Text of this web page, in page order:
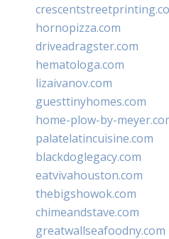
hornopizza.com
driveadragster.com
hematologa.com
lizaivanov.com
guesttinyhomes.com
home-plow-by-
palatelatincuisine.com
blackdoglegacy.com
eatvivahouston.com
thebigshowok.com
chimeandstave.com
greatwallseafoodny.com